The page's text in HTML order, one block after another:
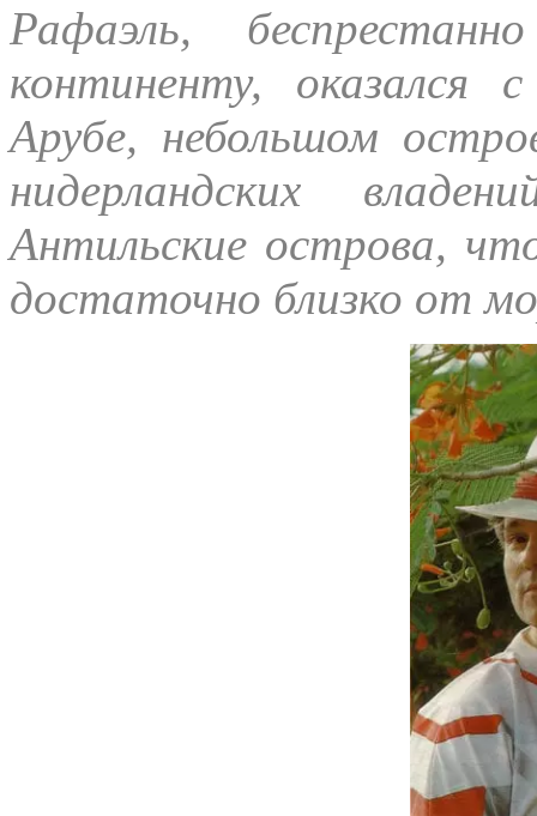
Рафаэль,
континенту, оказался
Арубе, небольшом
нидерландских
Антильские острова,
достаточно близко от